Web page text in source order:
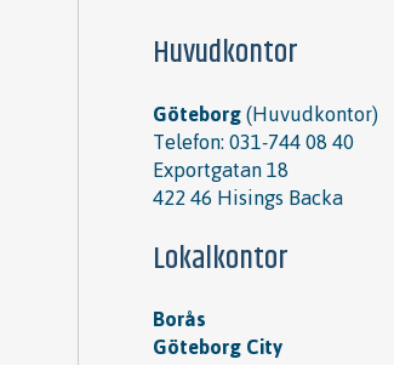
Huvudkontor
Göteborg(Huvudkontor)
Telefon:031-744 08 40
Exportgatan 18
422 46 Hisings Backa
Lokalkontor
Borås
Göteborg City